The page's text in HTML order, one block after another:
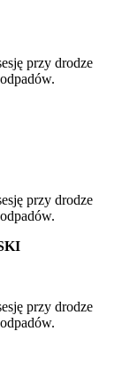
przy drodze
przy drodze
przy drodze